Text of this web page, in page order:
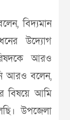
বিদ্যমান
উদ্যোগ
আরও
আরও বলেন,
বিষয়ে আমি
উপজেলা